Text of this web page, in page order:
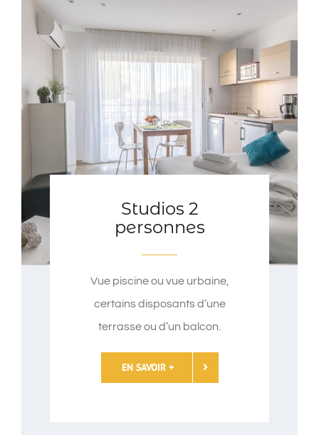
Contact
Studios 2
personnes
Vue piscine ou vue urbaine,
certains disposants d’une
terrasse ou d’un balcon.
EN SAVOIR +